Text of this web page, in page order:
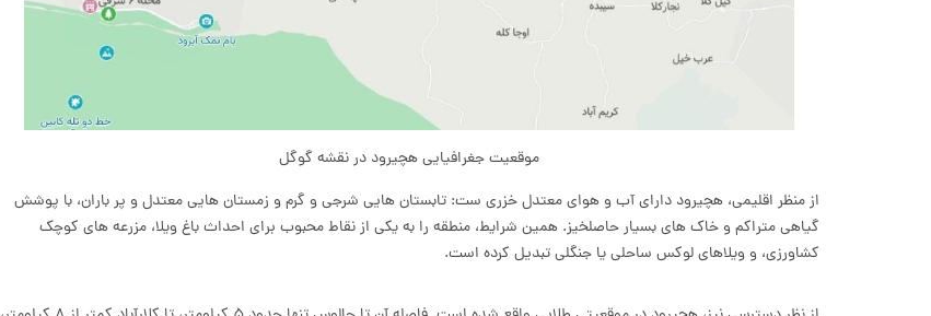
موقعیت جغرافیایی هچیرود در نقشه گوگل
از منظر اقلیمی، هچیرود دارای آب و هوای معتدل خزری ست: تابستان هایی شرجی و گرم و زمستان هایی معتدل و پر باران، با پوشش
گیاهی متراکم و خاک های بسیار حاصلخیز. همین شرایط، منطقه را به یکی از نقاط محبوب برای احداث باغ ویلا، مزرعه های کوچک
کشاورزی، و ویلاهای لوکس ساحلی یا جنگلی تبدیل کرده است.